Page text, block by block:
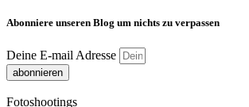
Abonniere unseren Blog um nichts zu verpassen
Deine E-mail Adresse
abonnieren
Fotoshootings